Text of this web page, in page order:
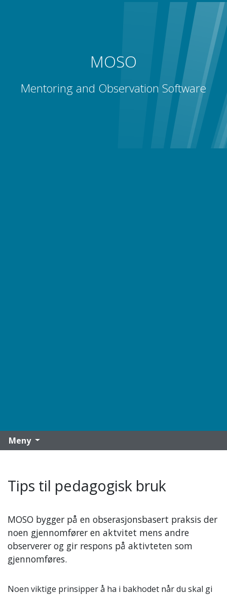
MOSO
Mentoring and Observation Software
Meny
Tips til pedagogisk bruk
MOSO bygger på en obserasjonsbasert praksis der
noen gjennomfører en aktvitet mens andre
observerer og gir respons på aktivteten som
gjennomføres.
Noen viktige prinsipper å ha i bakhodet når du skal gi